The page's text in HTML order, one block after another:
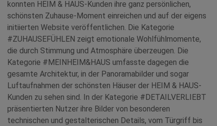
konnten HEIM & HAUS-Kunden ihre ganz persönlichen,
schönsten Zuhause-Moment einreichen und auf der eigens
initiierten Website veröffentlichen. Die Kategorie
#ZUHAUSEFÜHLEN zeigt emotionale Wohlfühlmomente,
die durch Stimmung und Atmosphäre überzeugen. Die
Kategorie #MEINHEIM&HAUS umfasste dagegen die
gesamte Architektur, in der Panoramabilder und sogar
Luftaufnahmen der schönsten Häuser der HEIM & HAUS-
Kunden zu sehen sind. In der Kategorie #DETAILVERLIEBT
präsentierten Nutzer ihre Bilder von besonderen
technischen und gestalterischen Details, vom Türgriff bis